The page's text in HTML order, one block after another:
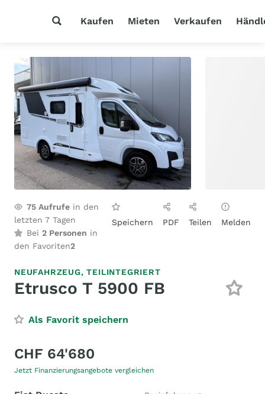
Kaufen Mieten Verkaufen
75 Aufrufe in den
letzten 7 Tagen
Bei 2 Personen in
den Favoriten2
Speichern PDF Teilen Melden
NEUFAHRZEUG,TEILINTEGRIERT
Etrusco T 5900 FB
Als Favorit speichern
CHF 64'680
Jetzt Finanzierungsangebote vergleichen